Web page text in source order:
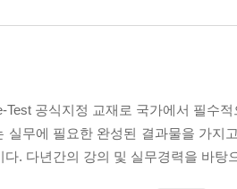
Test 공식지정 교재로 국가에서 필수
실무에 필요한 완성된 결과물을 가지
다. 다년간의 강의 및 실무경력을 바